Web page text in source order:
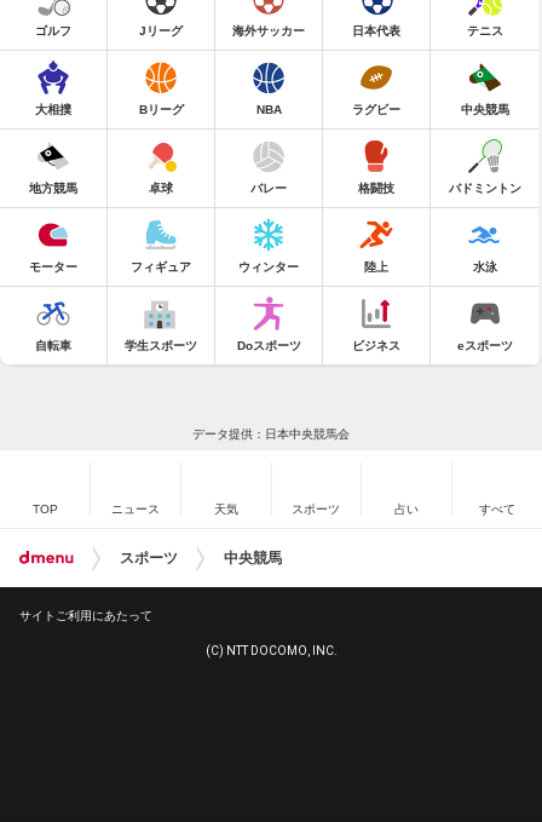
ゴルフ Jリーグ 海外サッカー 日本代表 テニス
大相撲 Bリーグ NBA ラグビー 中央競馬
地方競馬 卓球 バレー 格闘技 バドミントン
モーター フィギュア ウィンター 陸上 水泳
自転車 学生スポーツ Doスポーツ ビジネス eスポーツ
データ提供：日本中央競馬会
TOP ニュース 天気 スポーツ 占い すべて
スポーツ 中央競馬
サイトご利用にあたって
(C) NTT DOCOMO, INC.